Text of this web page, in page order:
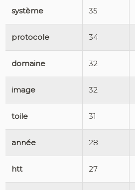
système 35
protocole 34
domaine 32
image 32
toile 31
année 28
htt 27